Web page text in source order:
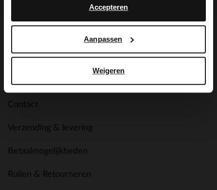
Accepteren
Aanpassen
Weigeren
AANMELDEN MY MANFIELD
Meer over My Manfield
Service
Contact
Verzending & levering
Betaalmogelijkheden
Ruilen & Retourneren